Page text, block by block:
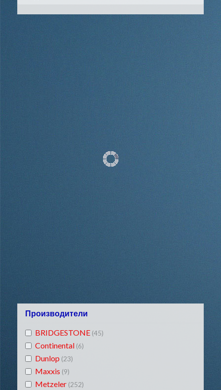
Производители
BRIDGESTONE (45)
Continental (6)
Dunlop (23)
Maxxis (9)
Metzeler (252)